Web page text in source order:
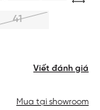
Viết đánh giá
41
Mua tại showroom